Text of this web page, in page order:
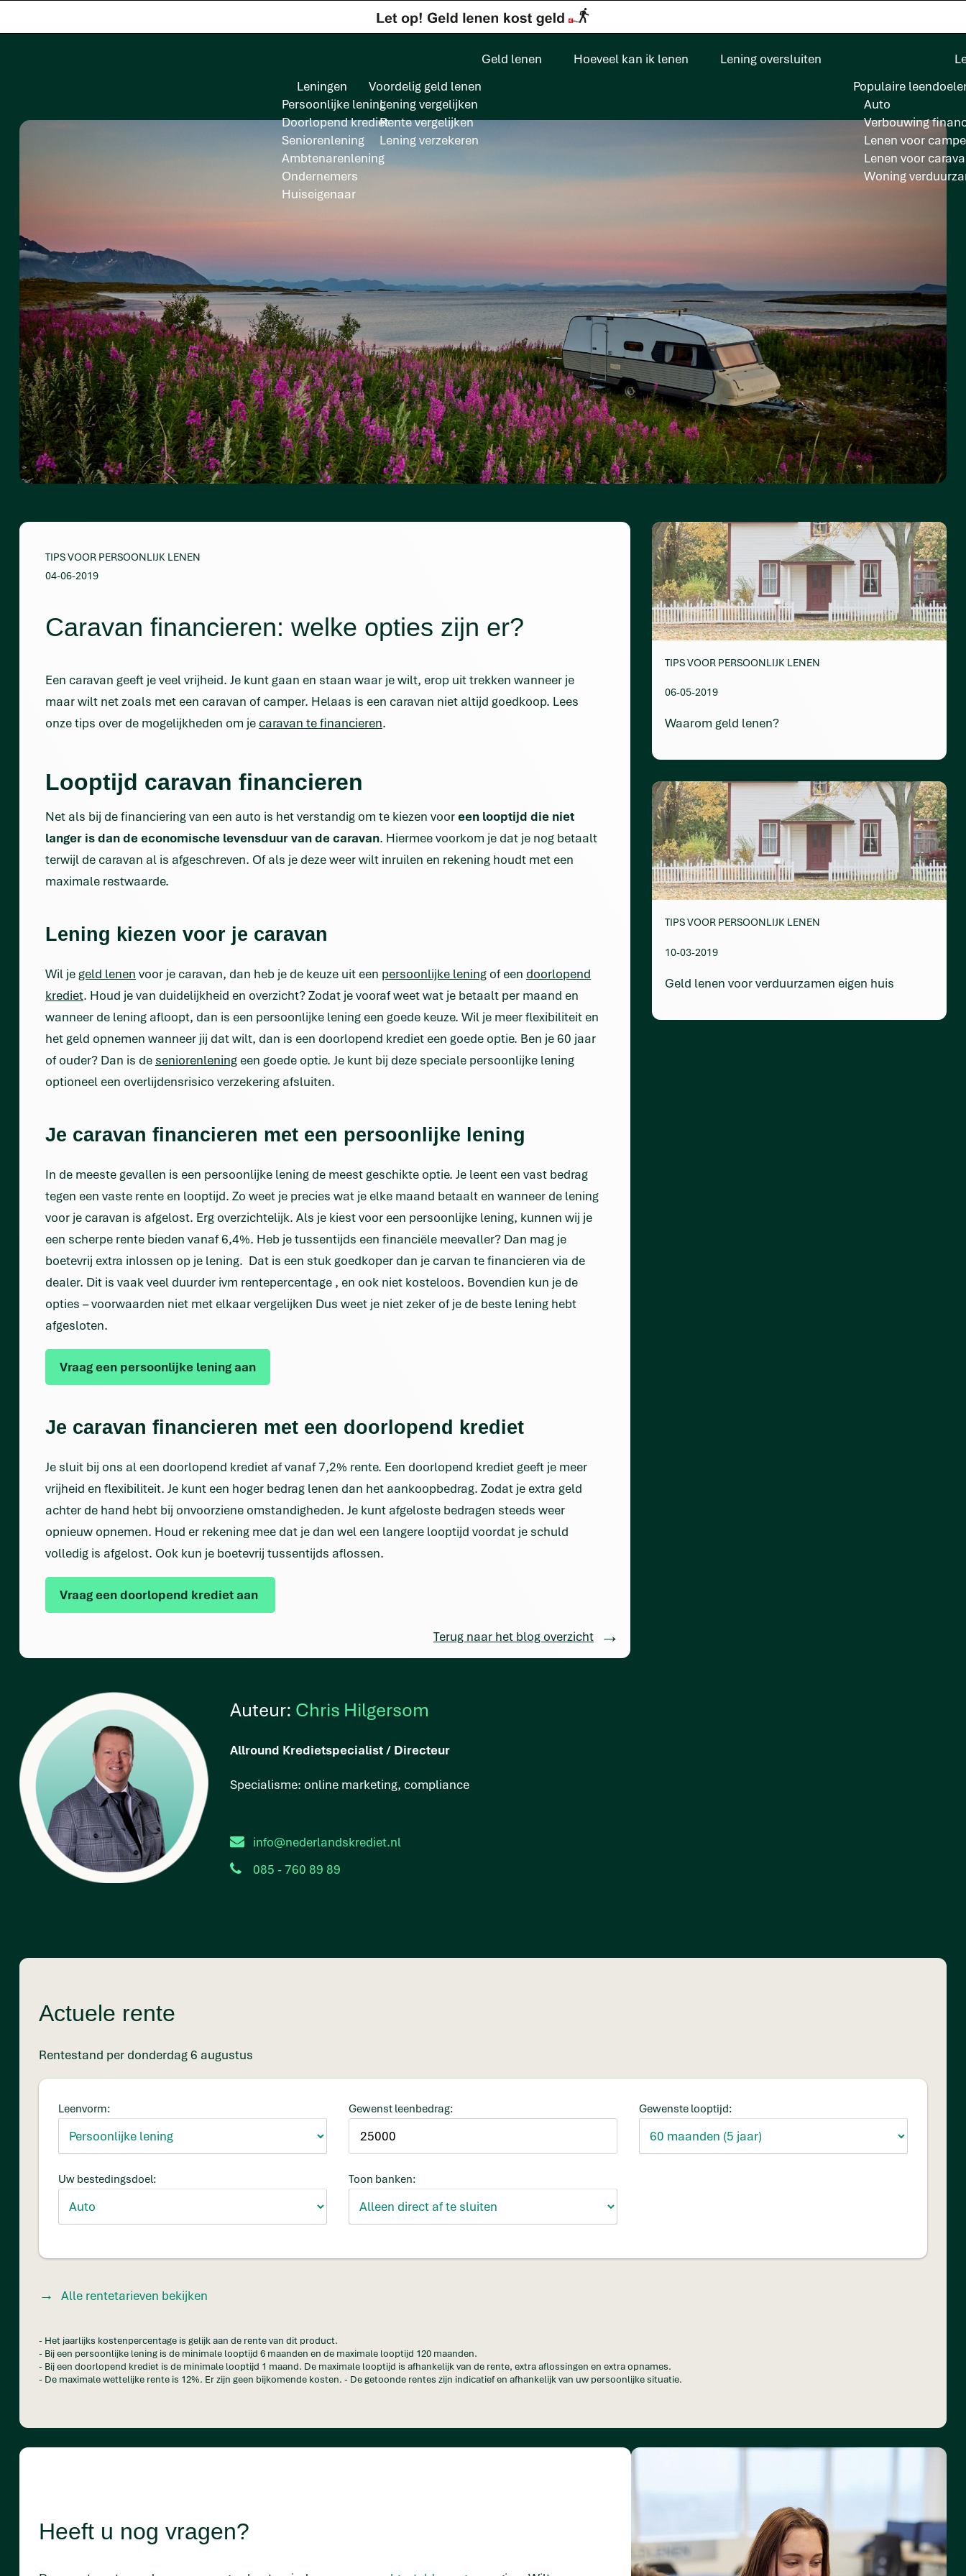
Geld lenen
Leningen
Persoonlijke lening
Doorlopend krediet
Seniorenlening
Ambtenarenlening
Ondernemers
Huiseigenaar
Voordelig geld lenen
Lening vergelijken
Rente vergelijken
Lening verzekeren
Hoeveel kan ik lenen Lening oversluiten
Populaire
Auto
Verbouwing
Lenen voor
Lenen voor
Woning
TIPS VOOR PERSOONLIJK LENEN
04-06-2019
Caravan financieren: welke opties zijn er?
Een caravan geeft je veel vrijheid. Je kunt gaan en staan waar je wilt, erop uit trekken wanneer je
maar wilt net zoals met een caravan of camper. Helaas is een caravan niet altijd goedkoop. Lees
onze tips over de mogelijkheden om je caravan te financieren.
Looptijd caravan financieren
Net als bij de financiering van een auto is het verstandig om te kiezen vooreen looptijd die niet
langer is dan de economische levensduur van de caravan. Hiermee voorkom je dat je nog betaalt
terwijl de caravan al is afgeschreven. Of als je deze weer wilt inruilen en rekening houdt met een
maximale restwaarde.
Lening kiezen voor je caravan
Wil je geld lenen voor je caravan, dan heb je de keuze uit een persoonlijke lening of een doorlopend
krediet. Houd je van duidelijkheid en overzicht? Zodat je vooraf weet wat je betaalt per maand en
wanneer de lening afloopt, dan is een persoonlijke lening een goede keuze. Wil je meer flexibiliteit en
het geld opnemen wanneer jij dat wilt, dan is een doorlopend krediet een goede optie. Ben je 60 jaar
of ouder? Dan is de seniorenlening een goede optie. Je kunt bij deze speciale persoonlijke lening
optioneel een overlijdensrisico verzekering afsluiten.
Je caravan financieren met een persoonlijke lening
In de meeste gevallen is een persoonlijke lening de meest geschikte optie. Je leent een vast bedrag
tegen een vaste rente en looptijd. Zo weet je precies wat je elke maand betaalt en wanneer de lening
voor je caravan is afgelost. Erg overzichtelijk. Als je kiest voor een persoonlijke lening, kunnen wij je
een scherpe rente bieden vanaf 6,4%. Heb je tussentijds een financiële meevaller? Dan mag je
boetevrij extra inlossen op je lening. Dat is een stuk goedkoper dan je carvan te financieren via de
dealer. Dit is vaak veel duurder ivm rentepercentage , en ook niet kosteloos. Bovendien kun je de
opties – voorwaarden niet met elkaar vergelijken Dus weet je niet zeker of je de beste lening hebt
afgesloten.
Vraag een persoonlijke lening aan
Je caravan financieren met een doorlopend krediet
Je sluit bij ons al een doorlopend krediet af vanaf 7,2% rente. Een doorlopend krediet geeft je meer
vrijheid en flexibiliteit. Je kunt een hoger bedrag lenen dan het aankoopbedrag. Zodat je extra geld
achter de hand hebt bij onvoorziene omstandigheden. Je kunt afgeloste bedragen steeds weer
opnieuw opnemen. Houd er rekening mee dat je dan wel een langere looptijd voordat je schuld
volledig is afgelost. Ook kun je boetevrij tussentijds aflossen.
Vraag een doorlopend krediet aan
Terug naar het blog overzicht
Auteur: Chris Hilgersom
Allround Kredietspecialist / Directeur
Specialisme: online marketing, compliance
info@nederlandskrediet.nl
085 - 760 89 89
TIPS VOOR PERSOONLIJK LENEN
06-05-2019
Waarom geld lenen?
TIPS VOOR PERSOONLIJK LENEN
10-03-2019
Geld lenen voor verduurzamen eigen huis
Actuele rente
Rentestand per donderdag 6 augustus
Leenvorm: Gewenst leenbedrag: Gewenste looptijd:
Uw bestedingsdoel: Toon banken:
Alle rentetarieven bekijken
- Het jaarlijks kostenpercentage is gelijk aan de rente van dit product.
- Bij een persoonlijke lening is de minimale looptijd 6 maanden en de maximale looptijd 120 maanden.
- Bij een doorlopend krediet is de minimale looptijd 1 maand. De maximale looptijd is afhankelijk van de rente, extra aflossingen en extra opnames.
- De maximale wettelijke rente is 12%. Er zijn geen bijkomende kosten. - De getoonde rentes zijn indicatief en afhankelijk van uw persoonlijke situatie.
Heeft u nog vragen?